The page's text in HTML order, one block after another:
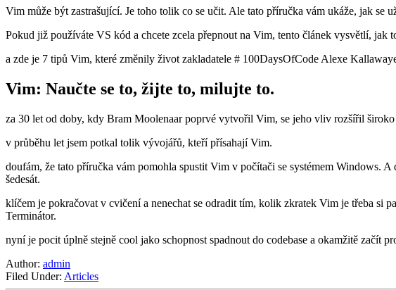
Vim může být zastrašující. Je toho tolik co se učit. Ale tato příručka vám ukáže, jak se
Pokud již používáte VS kód a chcete zcela přepnout na Vim, tento článek vysvětlí, jak
a zde je 7 tipů Vim, které změnily život zakladatele # 100DaysOfCode Alexe
Vim: Naučte se to, žijte to, milujte to.
za 30 let od doby, kdy Bram Moolenaar poprvé vytvořil Vim, se jeho vliv rozšířil
v průběhu let jsem potkal tolik vývojářů, kteří přísahají Vim.
doufám, že tato příručka vám pomohla spustit Vim v počítači se systémem Windows.
šedesát.
klíčem je pokračovat v cvičení a nenechat se odradit tím, kolik zkratek Vim je třeba si
Terminátor.
nyní je pocit úplně stejně cool jako schopnost spadnout do codebase a okamžitě začít
Author: admin
Filed Under: Articles